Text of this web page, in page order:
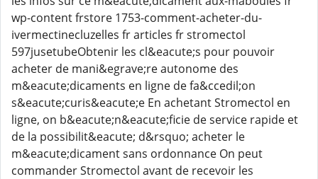
wp-content frstore 1753-comment-acheter-du-
ivermectinecluzelles fr articles fr stromectol
597jusetubeObtenir les cl&eacute;s pour pouvoir
acheter de mani&egrave;re autonome des
m&eacute;dicaments en ligne de fa&ccedil;on
s&eacute;curis&eacute;e En achetant Stromectol en
ligne, on b&eacute;n&eacute;ficie de service rapide et
de la possibilit&eacute; d&rsquo; acheter le
m&eacute;dicament sans ordonnance On peut
commander Stromectol avant de recevoir les